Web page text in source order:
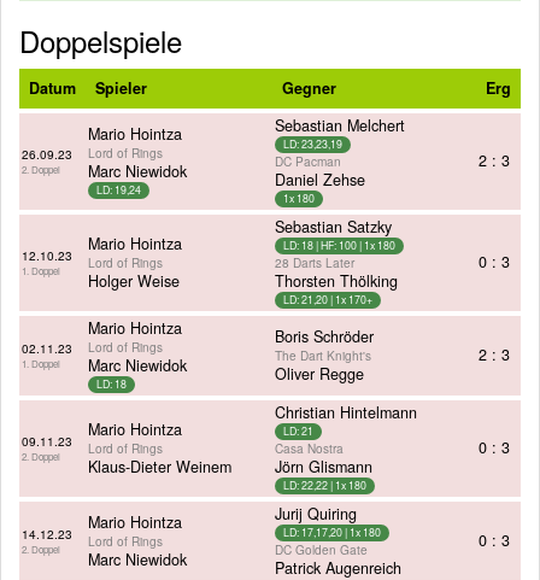
Doppelspiele
Datum Spieler Gegner Erg
26.09.23
2. Doppel
Mario Hointza
Lord of Rings
Marc Niewidok
LD: 19,24
Sebastian Melchert
LD: 23,23,19
DC Pacman
Daniel Zehse
1x 180
2 : 3
12.10.23
1. Doppel
Mario Hointza
Lord of Rings
Holger Weise
Sebastian Satzky
LD: 18 | HF: 100 | 1x 180
28 Darts Later
Thorsten Thölking
LD: 21,20 | 1x 170+
0 : 3
02.11.23
1. Doppel
Mario Hointza
Lord of Rings
Marc Niewidok
LD: 18
Boris Schröder
The Dart Knight's
Oliver Regge
2 : 3
09.11.23
2. Doppel
Mario Hointza
Lord of Rings
Klaus-Dieter Weinem
Christian Hintelmann
LD: 21
Casa Nostra
Jörn Glismann
LD: 22,22 | 1x 180
0 : 3
14.12.23
2. Doppel
Mario Hointza
Lord of Rings
Marc Niewidok
Jurij Quiring
LD: 17,17,20 | 1x 180
DC Golden Gate
Patrick Augenreich
0 : 3